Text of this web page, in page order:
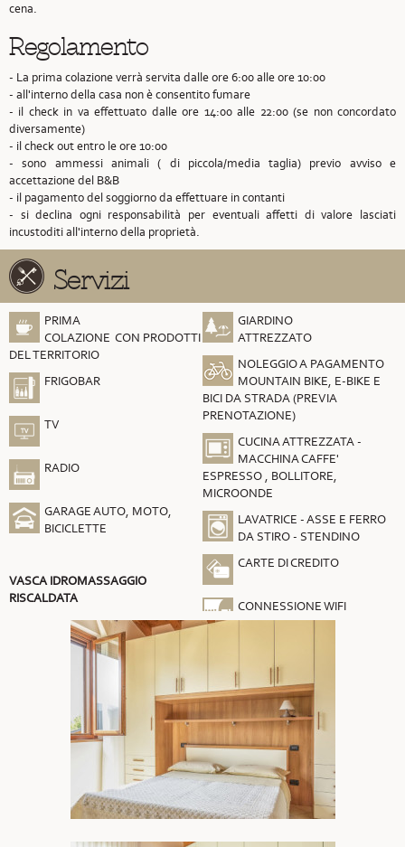
cena.
Regolamento
- La prima colazione verrà servita dalle ore 6:00 alle ore 10:00
- all'interno della casa non è consentito fumare
- il check in va effettuato dalle ore 14:00 alle 22:00 (se non concordato
diversamente)
- il check out entro le ore 10:00
- sono ammessi animali ( di piccola/media taglia) previo avviso e
accettazione del B&B
- il pagamento del soggiorno da effettuare in contanti
- si declina ogni responsabilità per eventuali affetti di valore lasciati
incustoditi all'interno della proprietà.
Servizi
PRIMA
COLAZIONE CON PRODOTTI
DEL TERRITORIO
FRIGOBAR
TV
RADIO
GARAGE AUTO, MOTO,
BICICLETTE
VASCA IDROMASSAGGIO
RISCALDATA
GIARDINO
ATTREZZATO
NOLEGGIO A PAGAMENTO
MOUNTAIN BIKE, E-BIKE E
BICI DA STRADA (PREVIA
PRENOTAZIONE)
CUCINA ATTREZZATA -
MACCHINA CAFFE'
ESPRESSO , BOLLITORE,
MICROONDE
LAVATRICE - ASSE E FERRO
DA STIRO - STENDINO
CARTE DI CREDITO
CONNESSIONE WIFI
GRATUITA